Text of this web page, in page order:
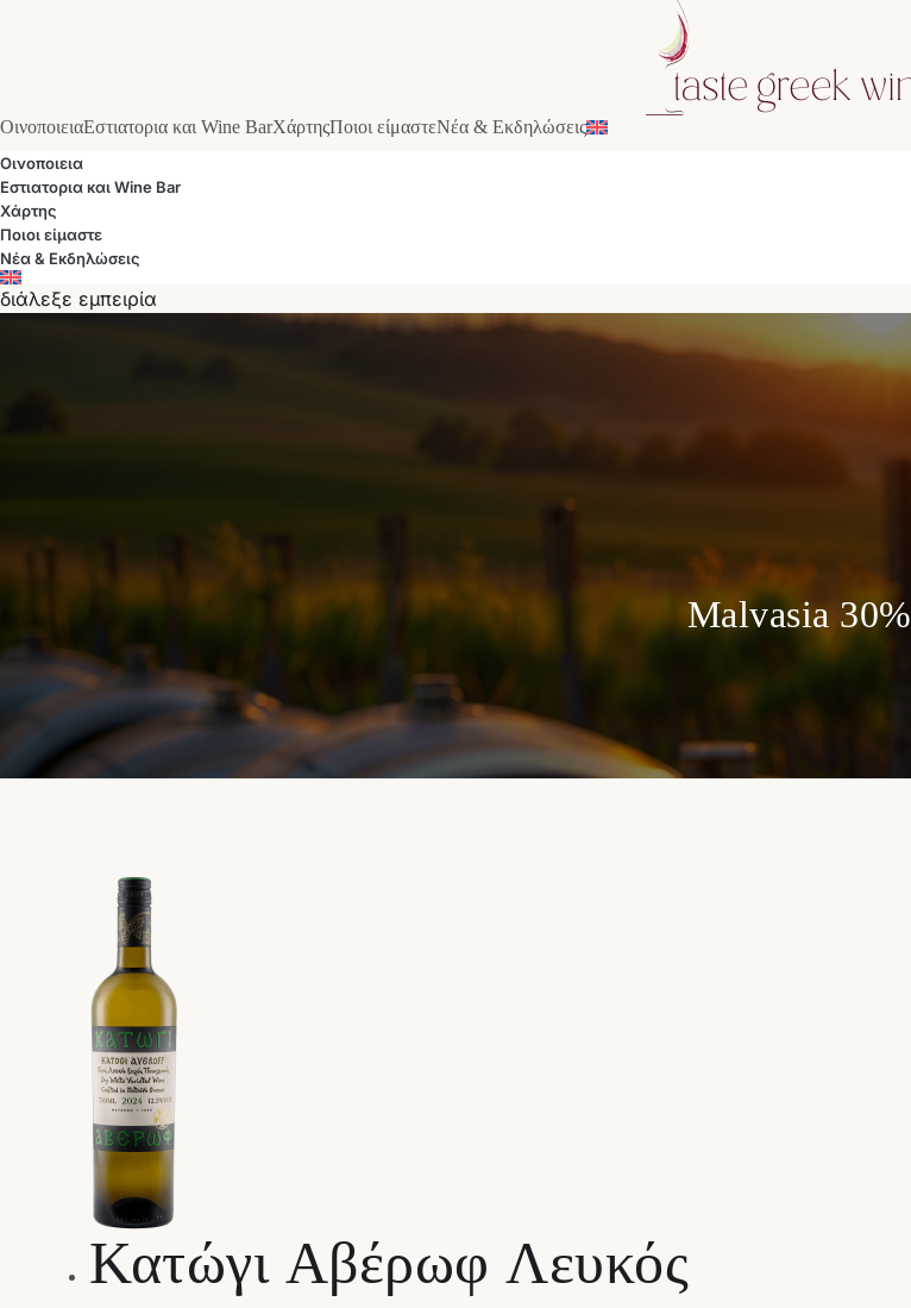
ΟινοποιειαΕστιατορια και Wine BarΧάρτηςΠοιοι είμαστεΝέα & Εκδηλώσεις
Οινοποιεια
Εστιατορια και Wine Bar
Χάρτης
Ποιοι είμαστε
Νέα & Εκδηλώσεις
διάλεξε εμπειρία
Malvasia 30%
Κατώγι Αβέρωφ Λευκός